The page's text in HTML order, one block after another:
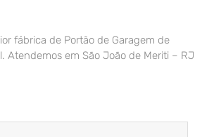
fábrica de Portão de Garagem de
Atendemos em São João de Meriti – RJ